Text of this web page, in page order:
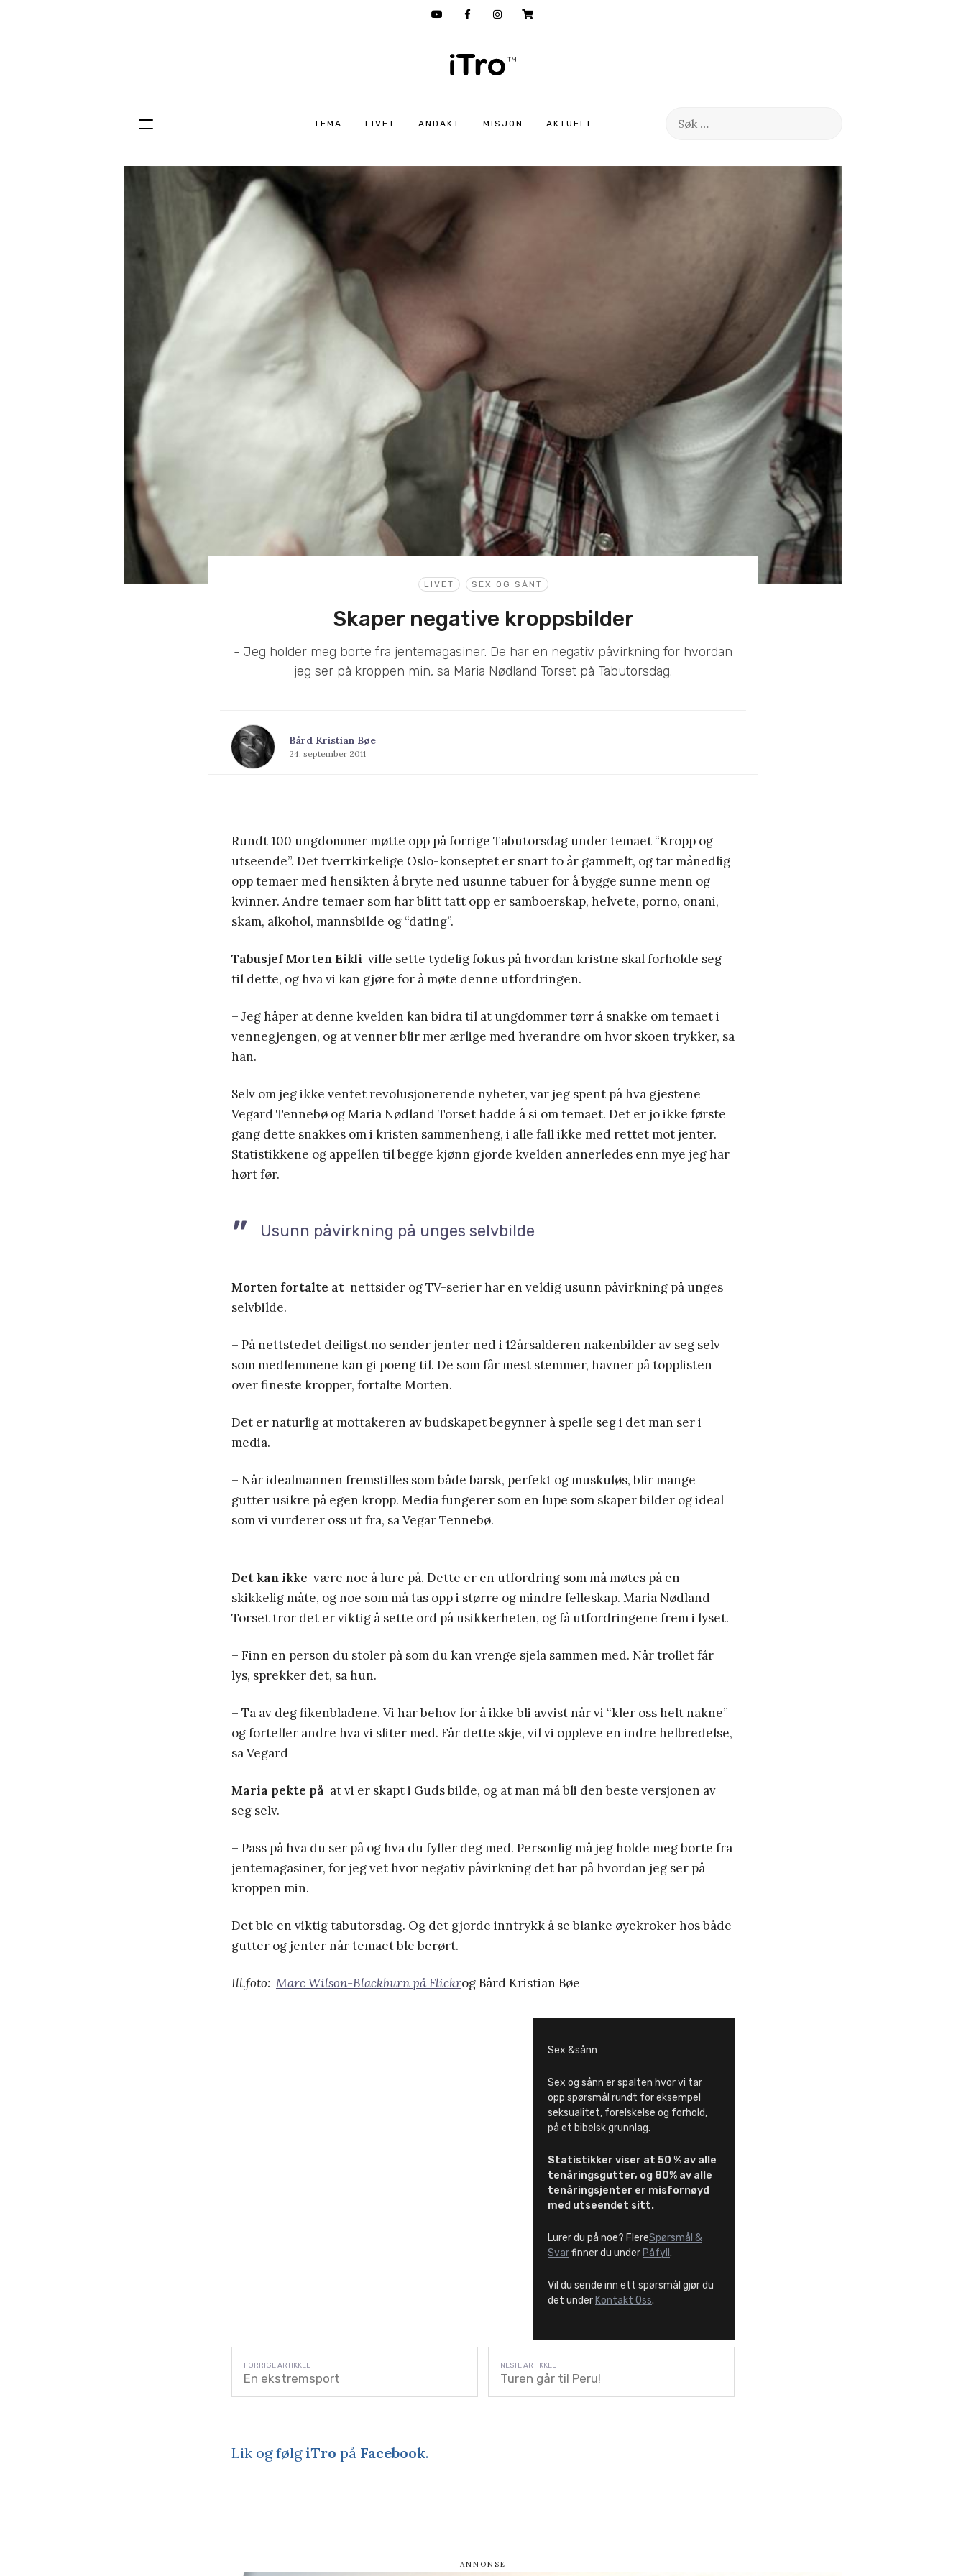
TEMA LIVET ANDAKT MISJON AKTUELT
Søk
Hopp
LIVET SEX OG SÅNT
Skaper negative kroppsbilder
- Jeg holder meg borte fra jentemagasiner. De har en negativ påvirkning for hvordan
jeg ser på kroppen min, sa Maria Nødland Torset på Tabutorsdag.
Bård Kristian Bøe
24. september 2011
Rundt 100 ungdommer møtte opp på forrige Tabutorsdag under temaet “Kropp og
utseende”. Det tverrkirkelige Oslo-konseptet er snart to år gammelt, og tar månedlig
opp temaer med hensikten å bryte ned usunne tabuer for å bygge sunne menn og
kvinner. Andre temaer som har blitt tatt opp er samboerskap, helvete, porno, onani,
skam, alkohol, mannsbilde og “dating”.
Tabusjef Morten Eikli ville sette tydelig fokus på hvordan kristne skal forholde seg
til dette, og hva vi kan gjøre for å møte denne utfordringen.
– Jeg håper at denne kvelden kan bidra til at ungdommer tørr å snakke om temaet i
vennegjengen, og at venner blir mer ærlige med hverandre om hvor skoen trykker, sa
han.
Selv om jeg ikke ventet revolusjonerende nyheter, var jeg spent på hva gjestene
Vegard Tennebø og Maria Nødland Torset hadde å si om temaet. Det er jo ikke første
gang dette snakkes om i kristen sammenheng, i alle fall ikke med rettet mot jenter.
Statistikkene og appellen til begge kjønn gjorde kvelden annerledes enn mye jeg har
hørt før.
Usunn påvirkning på unges selvbilde
Morten fortalte at nettsider og TV-serier har en veldig usunn påvirkning på unges
selvbilde.
– På nettstedet deiligst.no sender jenter ned i 12årsalderen nakenbilder av seg selv
som medlemmene kan gi poeng til. De som får mest stemmer, havner på topplisten
over fineste kropper, fortalte Morten.
Det er naturlig at mottakeren av budskapet begynner å speile seg i det man ser i
media.
– Når idealmannen fremstilles som både barsk, perfekt og muskuløs, blir mange
gutter usikre på egen kropp. Media fungerer som en lupe som skaper bilder og ideal
som vi vurderer oss ut fra, sa Vegar Tennebø.
Det kan ikke være noe å lure på. Dette er en utfordring som må møtes på en
skikkelig måte, og noe som må tas opp i større og mindre felleskap. Maria Nødland
Torset tror det er viktig å sette ord på usikkerheten, og få utfordringene frem i lyset.
– Finn en person du stoler på som du kan vrenge sjela sammen med. Når trollet får
lys, sprekker det, sa hun.
– Ta av deg fikenbladene. Vi har behov for å ikke bli avvist når vi “kler oss helt nakne”
og forteller andre hva vi sliter med. Får dette skje, vil vi oppleve en indre helbredelse,
sa Vegard
Maria pekte på at vi er skapt i Guds bilde, og at man må bli den beste versjonen av
seg selv.
– Pass på hva du ser på og hva du fyller deg med. Personlig må jeg holde meg borte fra
jentemagasiner, for jeg vet hvor negativ påvirkning det har på hvordan jeg ser på
kroppen min.
Det ble en viktig tabutorsdag. Og det gjorde inntrykk å se blanke øyekroker hos både
gutter og jenter når temaet ble berørt.
Ill.foto: Marc Wilson-Blackburn på Flickrog Bård Kristian Bøe
Sex &sånn
Sex og sånn er spalten hvor vi tar
opp spørsmål rundt for eksempel
seksualitet, forelskelse og forhold,
på et bibelsk grunnlag.
Statistikker viser at 50 % av alle
tenåringsgutter, og 80% av alle
tenåringsjenter er misfornøyd
med utseendet sitt.
Lurer du på noe? FlereSpørsmål &
Svarfinner du under Påfyll .
Vil du sende inn ett spørsmål gjør du
det under Kontakt Oss.
En ekstremsport Turen går til Peru!
Lik og følgiTro på Facebook.